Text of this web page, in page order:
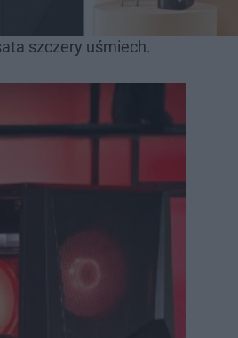
się praktycznością i
szczery uśmiech.